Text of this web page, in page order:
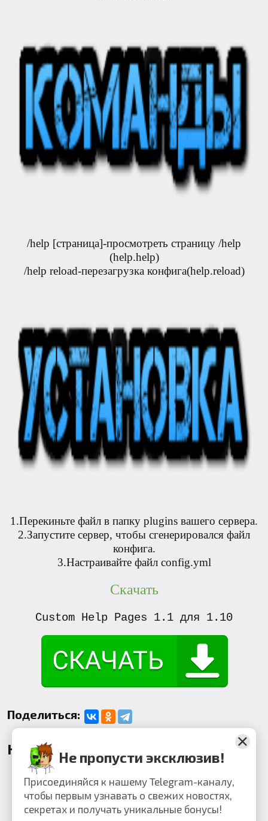
/help [страница]-просмотреть страницу /help
(help.help)
/help reload-перезагрузка конфига(help.reload)
1.Перекиньте файл в папку plugins вашего сервера.
2.Запустите сервер, чтобы сгенерировался файл
конфига.
3.Настраивайте файл config.yml
Скачать
Custom Help Pages 1.1 для 1.10
Поделиться:
КомментарииНе пропусти эксклюзив!
Присоединяйся к нашему Telegram-каналу,
чтобы первым узнавать о свежих новостях,
секретах и получать уникальные бонусы!